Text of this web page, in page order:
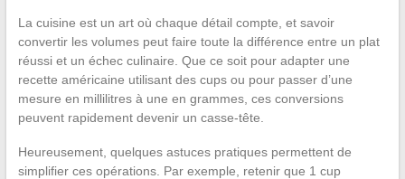
La cuisine est un art où chaque détail compte, et savoir
convertir les volumes peut faire toute la différence entre un plat
réussi et un échec culinaire. Que ce soit pour adapter une
recette américaine utilisant des cups ou pour passer d’une
mesure en millilitres à une en grammes, ces conversions
peuvent rapidement devenir un casse-tête.
Heureusement, quelques astuces pratiques permettent de
simplifier ces opérations. Par exemple, retenir que 1 cup